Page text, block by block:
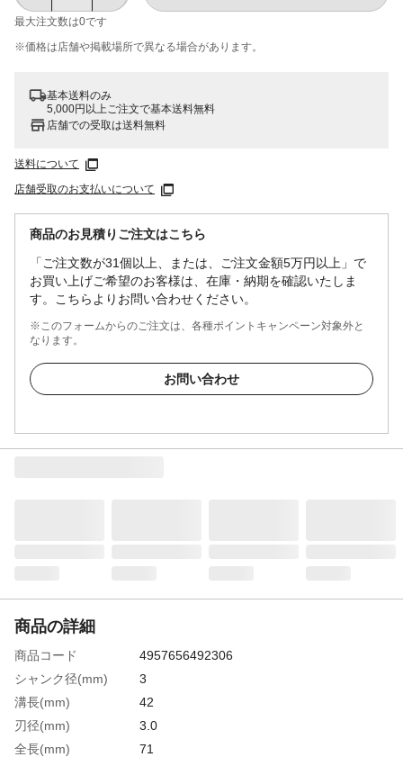
最大注文数は0です
※価格は​店舗や​掲載場所で​異なる​場合が​あります。
基本送料のみ
5,000円以上ご注文で基本送料無料
店舗での受取は送料無料
送料について
店舗受取のお支払いについて
商品のお見積りご注文はこちら
「ご注文数が31個以上、または、ご注文金額5万円以上」で
お買い上げご希望のお客様は、在庫・納期を確認いたしま
す。こちらよりお問い合わせください。
※このフォームからのご注文は、各種ポイントキャンペーン対象外と
なります。
お問い合わせ
商品の詳細
商品コード
4957656492306
シャンク径(mm)
3
溝長(mm)
42
刃径(mm)
3.0
全長(mm)
71